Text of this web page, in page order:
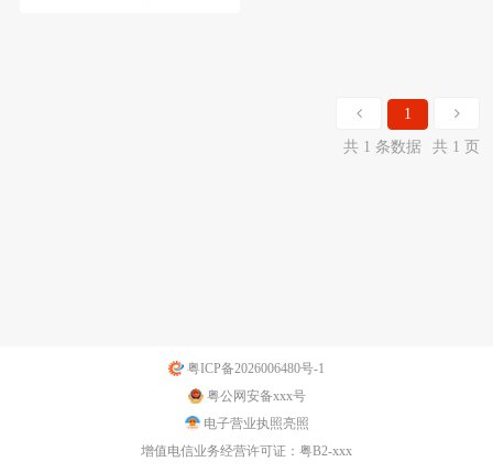
1
共 1 条数据
共 1 页
粤ICP备2026006480号-1
粤公网安备xxx号
电子营业执照亮照
增值电信业务经营许可证：粤B2-xxx